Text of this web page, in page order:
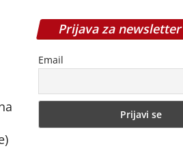
Prijava za newsletter
Email